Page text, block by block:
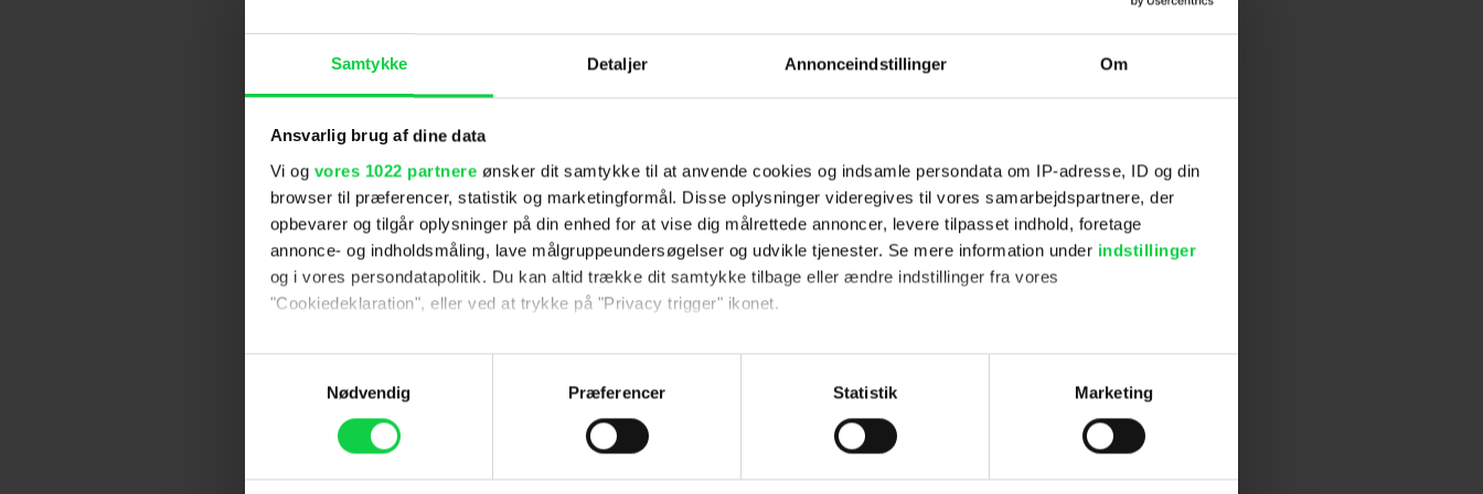
Samtykke Detaljer Annonceindstillinger Om
Ansvarlig brug af dine data
Vi og vores 1022 partnere ønsker dit samtykke til at anvende cookies og indsamle persondata om IP-adresse, ID og din
browser til præferencer, statistik og marketingformål. Disse oplysninger videregives til vores samarbejdspartnere, der
opbevarer og tilgår oplysninger på din enhed for at vise dig målrettede annoncer, levere tilpasset indhold, foretage
annonce- og indholdsmåling, lave målgruppeundersøgelser og udvikle tjenester. Se mere information under indstillinger
og i vores persondatapolitik. Du kan altid trække dit samtykke tilbage eller ændre indstillinger fra vores
"Cookiedeklaration", eller ved at trykke på "Privacy trigger" ikonet.
Hvis du tillader det, vil vi også gerne:
Indsamle præcise oplysninger om din placering, der kan være nøjagtig inden for få meter
Dine valg anvendes på hele websitet.
Nødvendig
Præferencer Statistik Marketing
Send
Ved tilmelding accepterer jeg
Om Kino.dk
Annoncering
Privatlivspolitik